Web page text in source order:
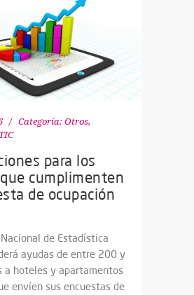
Categoría: Otros,
TIC
para los
cumplimenten
de ocupación
de Estadística
ayudas de entre 200 y
a hoteles y apartamentos
envíen sus encuestas de